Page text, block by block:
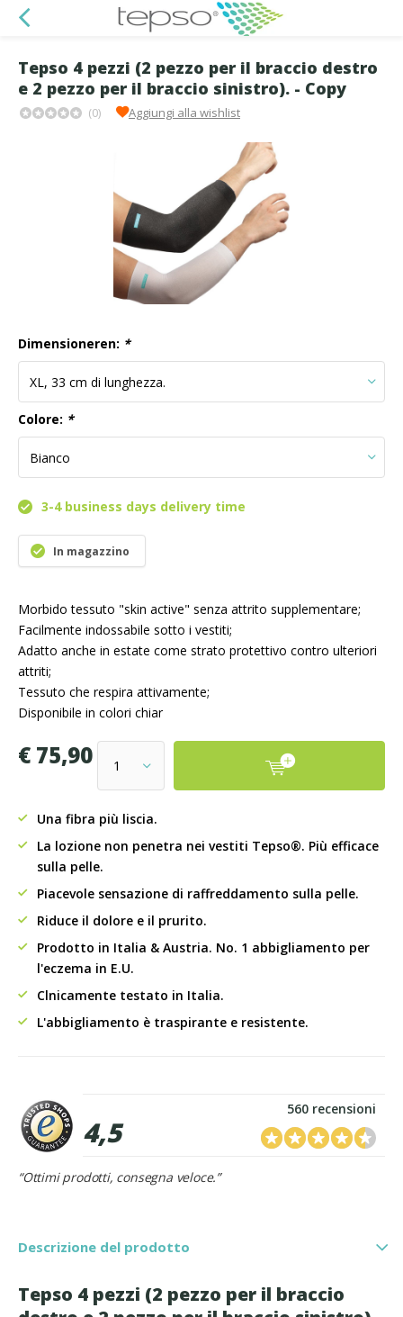
Tepso 4 pezzi (2 pezzo per il braccio destro
e 2 pezzo per il braccio sinistro). - Copy
(0) Aggiungi alla wishlist
Dimensioneren: *
Colore: *
3-4 business days delivery time
In magazzino
Morbido tessuto "skin active" senza attrito supplementare;
Facilmente indossabile sotto i vestiti;
Adatto anche in estate come strato protettivo contro ulteriori
attriti;
Tessuto che respira attivamente;
Disponibile in colori chiar
€ 75,90
Una fibra più liscia.
La lozione non penetra nei vestiti Tepso®. Più efficace
sulla pelle.
Piacevole sensazione di raffreddamento sulla pelle.
Riduce il dolore e il prurito.
Prodotto in Italia & Austria. No. 1 abbigliamento per
l'eczema in E.U.
Clnicamente testato in Italia.
L'abbigliamento è traspirante e resistente.
4,5
560 recensioni
“Ottimi prodotti, consegna veloce.”
Descrizione del prodotto
Tepso 4 pezzi (2 pezzo per il braccio